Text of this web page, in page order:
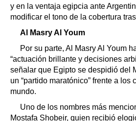
y en la ventaja egipcia ante
modificar el tono de la cobertura
Al Masry Al Youm
Por su parte, Al Masry Al Youm
“actuación brillante y decisiones
señalar que Egipto se despidió del
un “partido maratónico” frente a los
mundo.
Uno de los nombres más
Mostafa Shobeir, quien recibió